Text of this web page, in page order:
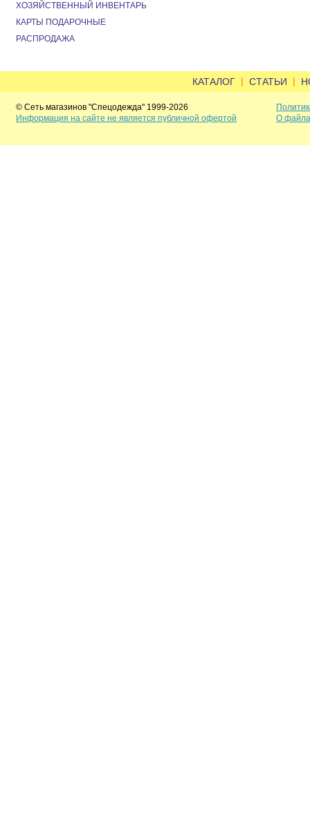
ХОЗЯЙСТВЕННЫЙ ИНВЕНТАРЬ
КАРТЫ ПОДАРОЧНЫЕ
РАСПРОДАЖА
КАТАЛОГ | СТАТЬИ |
© Сеть магазинов "Спецодежда" 1999-2026
Информация на сайте не является публичной офертой
О